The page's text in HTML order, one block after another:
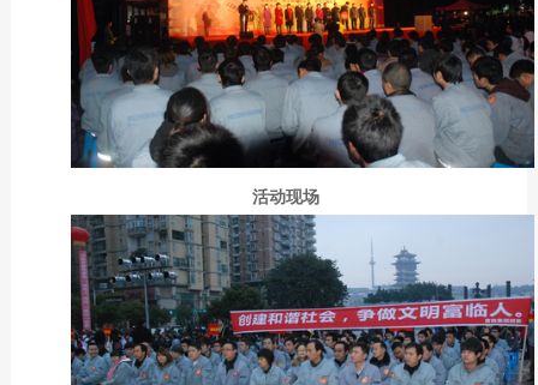
活动现场